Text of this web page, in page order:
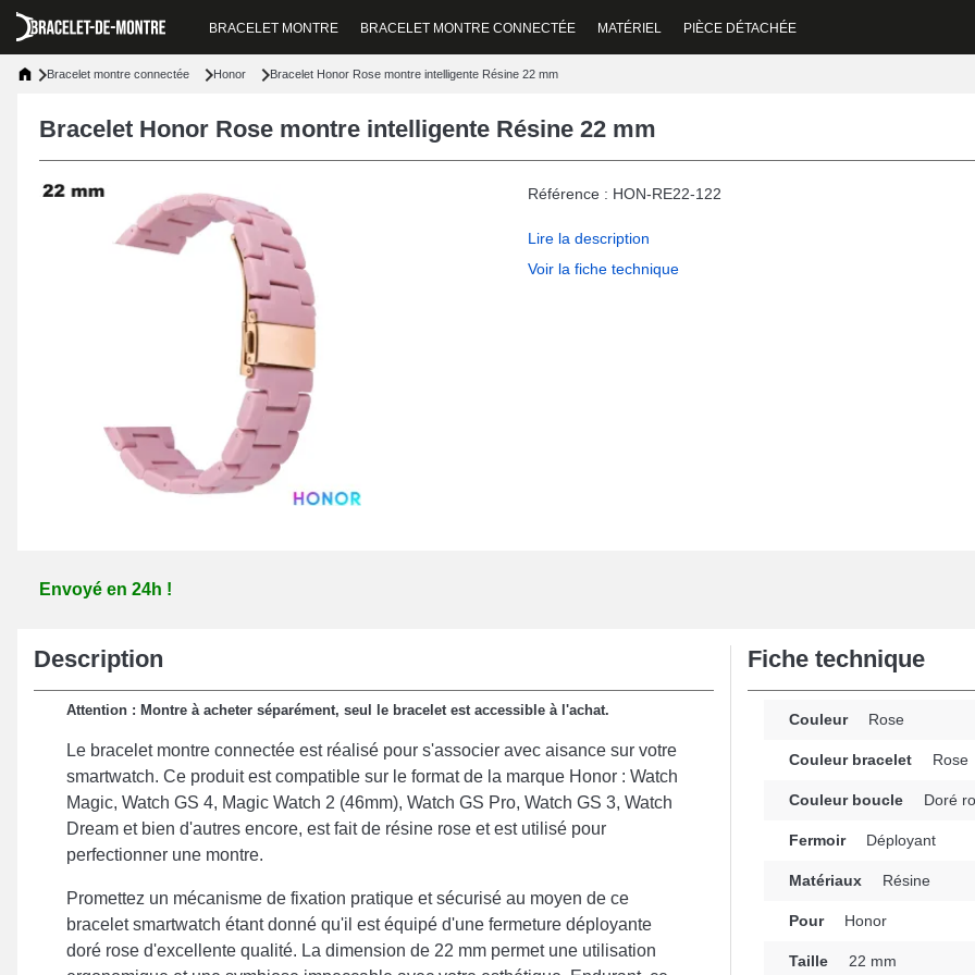
BRACELET MONTRE BRACELET MONTRE CONNECTÉE MATÉRIEL PIÈCE DÉTACHÉE
Bracelet montre connectée Honor Bracelet Honor Rose montre intelligente Résine 22 mm
Bracelet Honor Rose montre intelligente Résine 22 mm
Référence : HON-RE22-122
Lire la description
Voir la fiche technique
Envoyé en 24h !
Description
Attention : Montre à acheter séparément, seul le bracelet est accessible à l'achat.
Le bracelet montre connectée est réalisé pour s'associer avec aisance sur votre
smartwatch. Ce produit est compatible sur le format de la marque Honor : Watch
Magic, Watch GS 4, Magic Watch 2 (46mm), Watch GS Pro, Watch GS 3, Watch
Dream et bien d'autres encore, est fait de résine rose et est utilisé pour
perfectionner une montre.
Promettez un mécanisme de fixation pratique et sécurisé au moyen de ce
bracelet smartwatch étant donné qu'il est équipé d'une fermeture déployante
doré rose d'excellente qualité. La dimension de 22 mm permet une utilisation
Fiche technique
Couleur Rose
Couleur bracelet Rose
Couleur boucle Doré
Fermoir Déployant
Matériaux Résine
Pour Honor
Taille 22 mm